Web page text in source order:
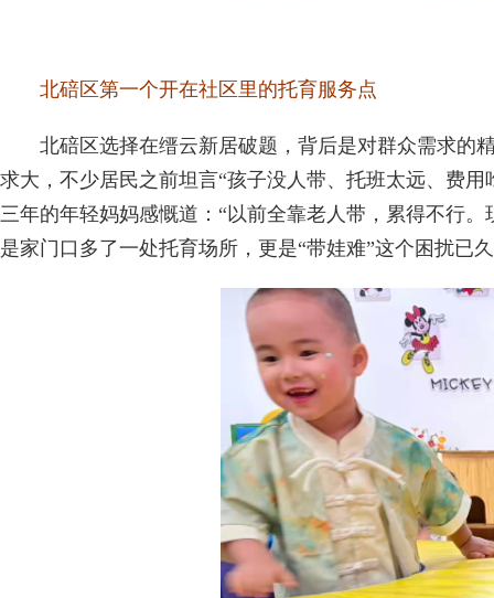
北碚区第一个开在社区里的托育服务点
北碚区选择在缙云新居破题，背后是对群众需求的精
求大，不少居民之前坦言“孩子没人带、托班太远、费
三年的年轻妈妈感慨道：“以前全靠老人带，累得不行
是家门口多了一处托育场所，更是“带娃难”这个困扰已